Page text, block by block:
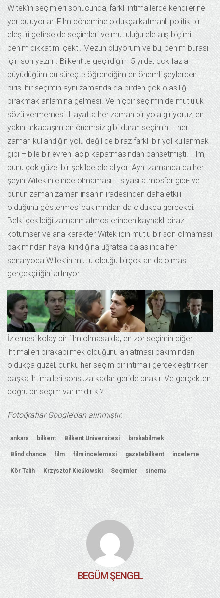
Witek’in seçimleri sonucunda, farklı ihtimallerde kendilerine
yer buluyorlar. Film dönemine oldukça katmanlı politik bir
eleştiri getirse de seçimleri ve mutluluğu ele alış biçimi
benim dikkatimi çekti. Mezun oluyorum ve bu, benim burası
için son yazım. Bilkent’te geçirdiğim 5 yılda, çok fazla
büyüdüğüm bu süreçte öğrendiğim en önemli şeylerden
birisi bir seçimin aynı zamanda da birden çok olasılığı
bırakmak anlamına gelmesi. Ve hiçbir seçimin de mutluluk
sözü vermemesi. Hayatta her zaman bir yola giriyoruz, en
yakın arkadaşım en önemsiz gibi duran seçimin – her
zaman kullandığın yolu değil de biraz farklı bir yol kullanmak
gibi – bile bir evreni açıp kapatmasından bahsetmişti. Film,
bunu çok güzel bir şekilde ele alıyor. Aynı zamanda da her
şeyin Witek’in elinde olmaması – siyasi atmosfer gibi- ve
bunun zaman zaman insanın iradesinden daha etkili
olduğunu göstermesi bakımından da oldukça gerçekçi.
Belki çekildiği zamanın atmosferinden kaynaklı biraz
kötümser ve ana karakter Witek için mutlu bir son olmaması
bakımından hayal kırıklığına uğratsa da aslında her
senaryoda Witek’in mutlu olduğu birçok an da olması
gerçekçiliğini artırıyor.
İzlemesi kolay bir film olmasa da, en zor seçimin diğer
ihtimalleri bırakabilmek olduğunu anlatması bakımından
oldukça güzel, çünkü her seçim bir ihtimali gerçekleştirirken
başka ihtimalleri sonsuza kadar geride bırakır. Ve gerçekten
doğru bir seçim var mıdır ki?
Fotoğraflar Google’dan alınmıştır.
ankara bilkent Bilkent Üniversitesi bırakabilmek
Blind chance film film incelemesi gazetebilkent inceleme
Kör Talih Krzysztof Kieślowski Seçimler sinema
BEGÜM ŞENGEL